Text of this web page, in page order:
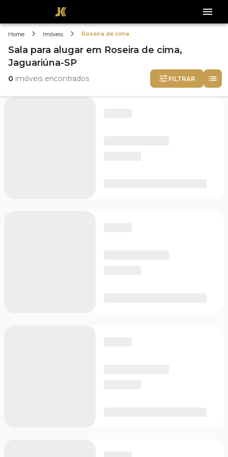
Home Imóveis Roseira de cima
Sala para alugar em Roseira de cima,
Jaguariúna-SP
0 imóveis encontrados FILTRAR